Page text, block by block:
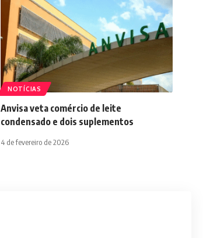
NOTÍCIAS
Anvisa veta comércio de leite
condensado e dois suplementos
4 de fevereiro de 2026